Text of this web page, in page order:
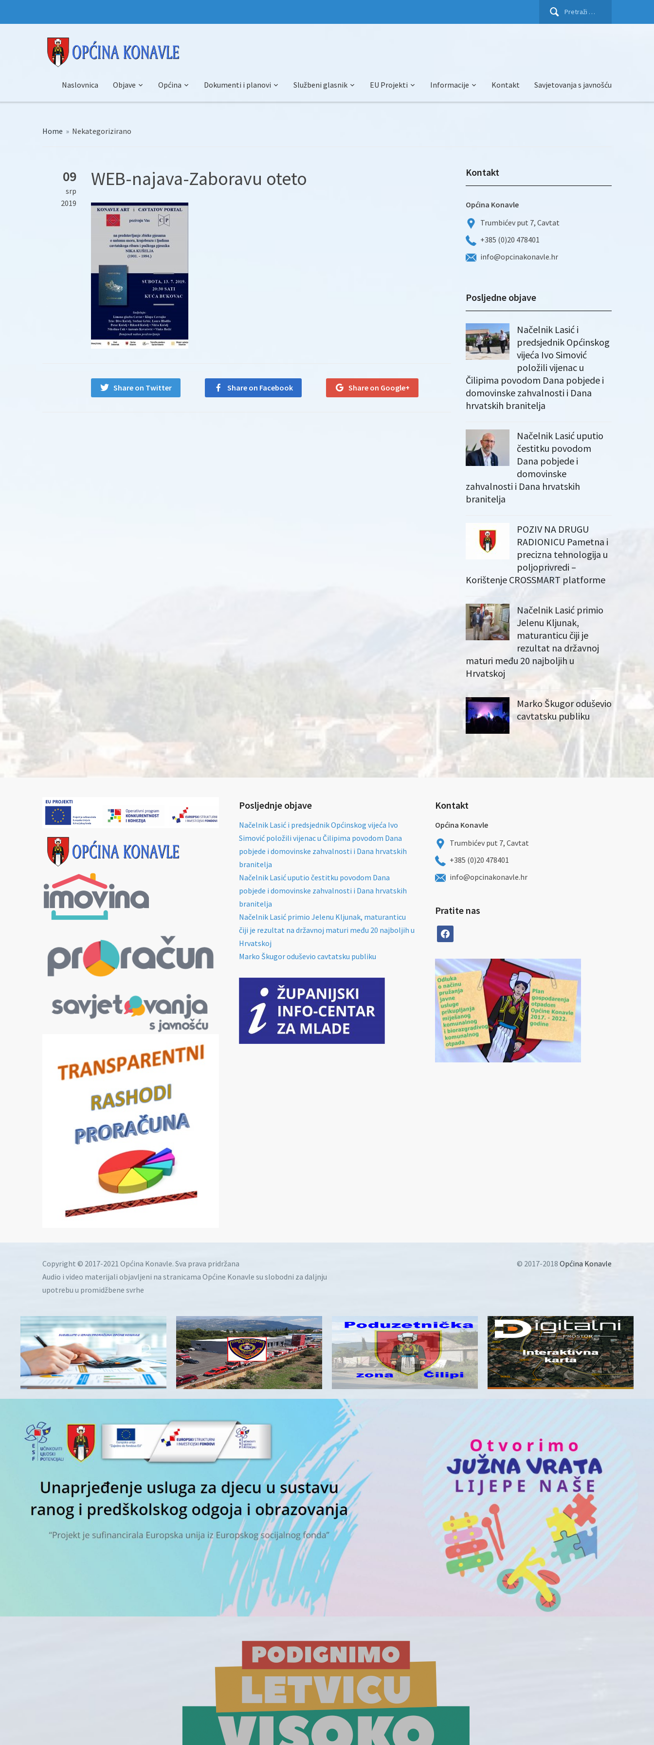
Pretraži:
Naslovnica Objave Općina Dokumenti i planovi Službeni glasnik EU Projekti Informacije Kontakt Savjetovanja s javnošću
Home » Nekategorizirano
09
srp
2019
WEB-najava-Zaboravu oteto
Share on Twitter Share on Facebook Share on Google+
Kontakt
Općina Konavle
Trumbićev put 7, Cavtat
+385 (0)20 478401
info@opcinakonavle.hr
Posljedne objave
Načelnik Lasić i
predsjednik Općinskog
vijeća Ivo Simović
položili vijenac u
Čilipima povodom Dana pobjede i
domovinske zahvalnosti i Dana
hrvatskih branitelja
Načelnik Lasić uputio
čestitku povodom
Dana pobjede i
domovinske
zahvalnosti i Dana hrvatskih
branitelja
POZIV NA DRUGU
RADIONICU Pametna i
precizna tehnologija u
poljoprivredi –
Korištenje CROSSMART platforme
Načelnik Lasić primio
Jelenu Kljunak,
maturanticu čiji je
rezultat na državnoj
maturi među 20 najboljih u
Hrvatskoj
Marko Škugor oduševio
cavtatsku publiku
Posljednje objave
Načelnik Lasić i predsjednik Općinskog vijeća Ivo
Simović položili vijenac u Čilipima povodom Dana
pobjede i domovinske zahvalnosti i Dana hrvatskih
branitelja
Načelnik Lasić uputio čestitku povodom Dana
pobjede i domovinske zahvalnosti i Dana hrvatskih
branitelja
Načelnik Lasić primio Jelenu Kljunak, maturanticu
čiji je rezultat na državnoj maturi među 20 najboljih u
Hrvatskoj
Marko Škugor oduševio cavtatsku publiku
Kontakt
Općina Konavle
Trumbićev put 7, Cavtat
+385 (0)20 478401
info@opcinakonavle.hr
Pratite nas
facebook
Copyright © 2017-2021 Općina Konavle. Sva prava pridržana
Audio i video materijali objavljeni na stranicama Općine Konavle su slobodni za daljnju
upotrebu u promidžbene svrhe
© 2017-2018 Općina Konavle